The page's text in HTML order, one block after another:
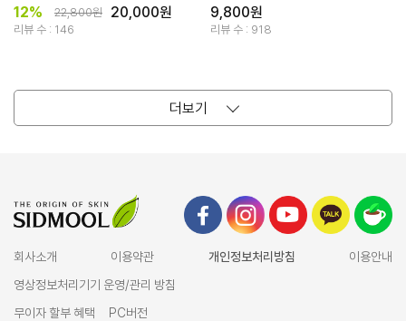
12% 22,800원 20,000원
리뷰 수 : 146
9,800원
리뷰 수 : 918
더보기
회사소개 이용약관 개인정보처리방침
이용안내
영상정보처리기기 운영/관리 방침
무이자 할부 혜택
PC버전